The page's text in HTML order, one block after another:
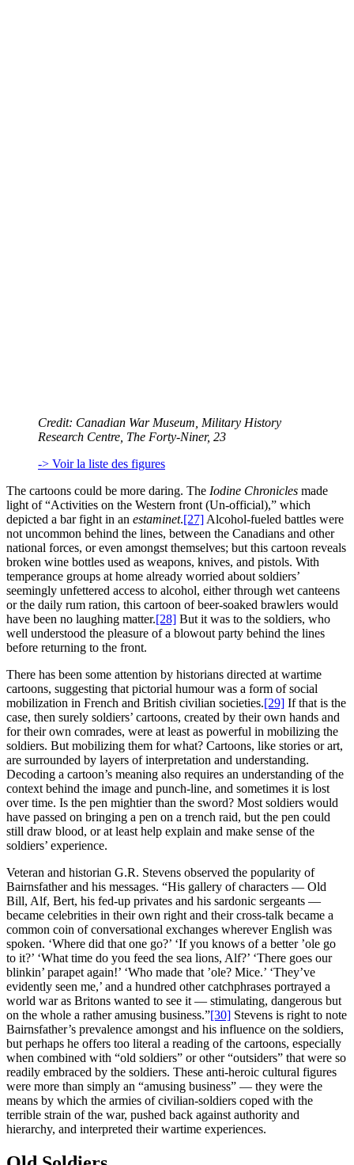
Credit: Canadian War Museum, Military History
Research Centre, The Forty-Niner, 23
-> Voir la liste des figures
The cartoons could be more daring. The Iodine Chronicles made
light of “Activities on the Western front (Un-official),” which
depicted a bar fight in an estaminet.[27] Alcohol-fueled battles were
not uncommon behind the lines, between the Canadians and other
national forces, or even amongst themselves; but this cartoon reveals
broken wine bottles used as weapons, knives, and pistols. With
temperance groups at home already worried about soldiers’
seemingly unfettered access to alcohol, either through wet canteens
or the daily rum ration, this cartoon of beer-soaked brawlers would
have been no laughing matter.[28] But it was to the soldiers, who
well understood the pleasure of a blowout party behind the lines
before returning to the front.
There has been some attention by historians directed at wartime
cartoons, suggesting that pictorial humour was a form of social
mobilization in French and British civilian societies.[29] If that is the
case, then surely soldiers’ cartoons, created by their own hands and
for their own comrades, were at least as powerful in mobilizing the
soldiers. But mobilizing them for what? Cartoons, like stories or art,
are surrounded by layers of interpretation and understanding.
Decoding a cartoon’s meaning also requires an understanding of the
context behind the image and punch-line, and sometimes it is lost
over time. Is the pen mightier than the sword? Most soldiers would
have passed on bringing a pen on a trench raid, but the pen could
still draw blood, or at least help explain and make sense of the
soldiers’ experience.
Veteran and historian G.R. Stevens observed the popularity of
Bairnsfather and his messages. “His gallery of characters — Old
Bill, Alf, Bert, his fed-up privates and his sardonic sergeants —
became celebrities in their own right and their cross-talk became a
common coin of conversational exchanges wherever English was
spoken. ‘Where did that one go?’ ‘If you knows of a better ’ole go
to it?’ ‘What time do you feed the sea lions, Alf?’ ‘There goes our
blinkin’ parapet again!’ ‘Who made that ’ole? Mice.’ ‘They’ve
evidently seen me,’ and a hundred other catchphrases portrayed a
world war as Britons wanted to see it — stimulating, dangerous but
on the whole a rather amusing business.”[30] Stevens is right to note
Bairnsfather’s prevalence amongst and his influence on the soldiers,
but perhaps he offers too literal a reading of the cartoons, especially
when combined with “old soldiers” or other “outsiders” that were so
readily embraced by the soldiers. These anti-heroic cultural figures
were more than simply an “amusing business” — they were the
means by which the armies of civilian-soldiers coped with the
terrible strain of the war, pushed back against authority and
hierarchy, and interpreted their wartime experiences.